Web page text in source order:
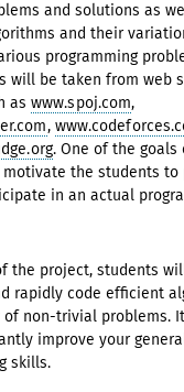
and solutions as
and their
programming
will be taken from web
as www.spoj.com,
,
. One of the goals
the students to
in an actual
the project, students
rapidly code efficient
of non-trivial problems.
improve your
skills.